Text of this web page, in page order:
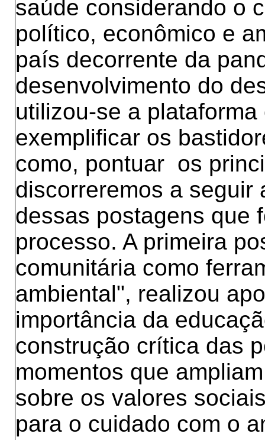
saúde considerando o
político, econômico e
país decorrente da
desenvolvimento do
utilizou-se a
exemplificar os
como, pontuar os
discorreremos a seguir
dessas postagens que
processo. A primeira
comunitária como
ambiental", realizou
importância da
construção crítica das
momentos que
sobre os valores
para o cuidado com o